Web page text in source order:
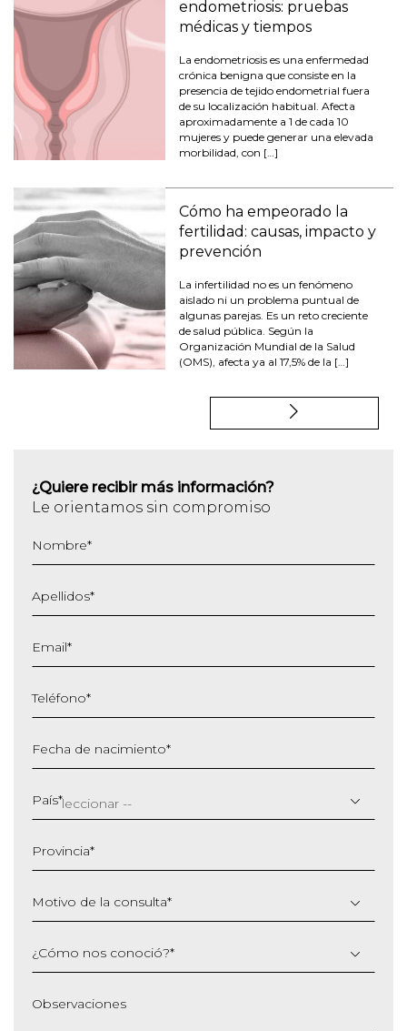
endometriosis: pruebas
médicas y tiempos
La endometriosis es una enfermedad
crónica benigna que consiste en la
presencia de tejido endometrial fuera
de su localización habitual. Afecta
aproximadamente a 1 de cada 10
mujeres y puede generar una elevada
morbilidad, con […]
Cómo ha empeorado la
fertilidad: causas, impacto y
prevención
La infertilidad no es un fenómeno
aislado ni un problema puntual de
algunas parejas. Es un reto creciente
de salud pública. Según la
Organización Mundial de la Salud
(OMS), afecta ya al 17,5% de la […]
¿Quiere recibir más información?
Le orientamos sin compromiso
Nombre*
Apellidos*
Email*
Teléfono*
Fecha de nacimiento*
barra
MM
AAAA
País*
Provincia*
Motivo de la consulta*
¿Cómo nos conoció?*
Observaciones